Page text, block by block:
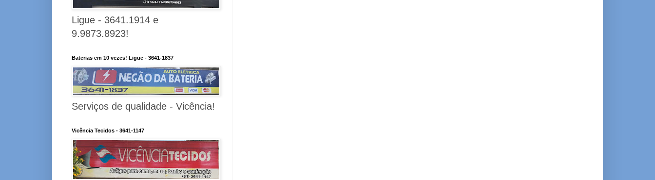
Ligue - 3641.1914 e
9.9873.8923!
Baterias em 10 vezes! Ligue - 3641-1837
Serviços de qualidade - Vicência!
Vicência Tecidos - 3641-1147